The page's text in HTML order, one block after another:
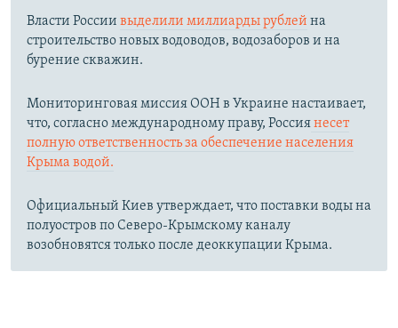
Власти России выделили миллиарды рублей на
строительство новых водоводов, водозаборов и на
бурение скважин.
Мониторинговая миссия ООН в Украине настаивает,
что, согласно международному праву, Россиянесет
полную ответственность за обеспечение населения
Крыма водой.
Официальный Киев утверждает, что поставки воды на
полуостров по Северо-Крымскому каналу
возобновятся только после деоккупации Крыма.